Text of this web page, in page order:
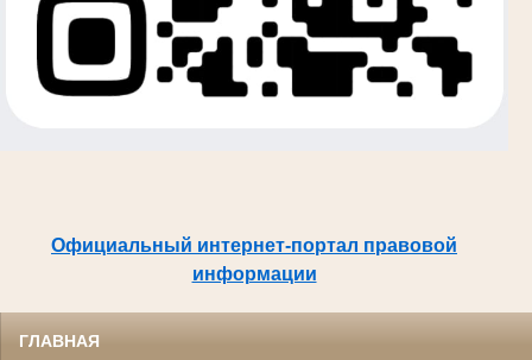
Официальный интернет-портал правовой
информации
ГЛАВНАЯ